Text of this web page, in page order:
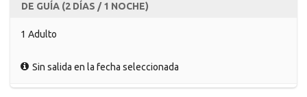
DE GUÍA (2 DÍAS / 1 NOCHE)
1 Adulto
Sin salida en la fecha seleccionada